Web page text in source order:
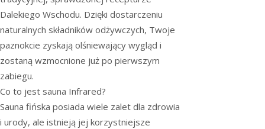
Dalekiego Wschodu. Dzięki dostarczeniu
naturalnych składników odżywczych, Twoje
paznokcie zyskają olśniewający wygląd i
zostaną wzmocnione już po pierwszym
zabiegu.
Co to jest sauna Infrared?
Sauna fińska posiada wiele zalet dla zdrowia
i urody, ale istnieją jej korzystniejsze